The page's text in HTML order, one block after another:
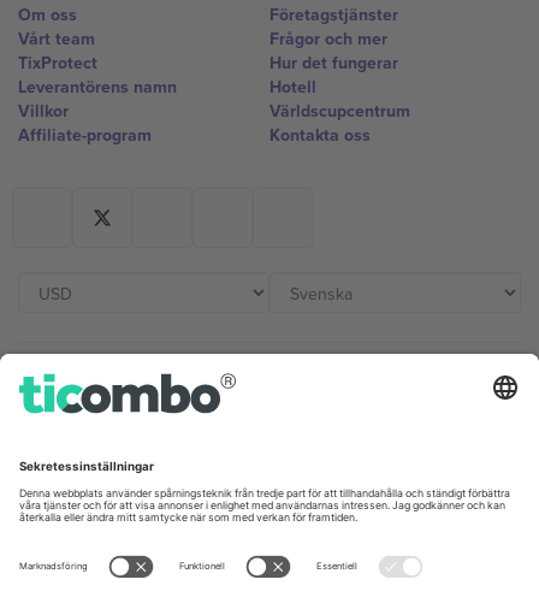
Om oss
Vårt team
TixProtect
Leverantörens namn
Villkor
Affiliate-program
Företagstjänster
Frågor och mer
Hur det fungerar
Hotell
Världscupcentrum
Kontakta oss
Kontor och support
Unter den Linden 24, 10117
Berlin, Germany
London, EC1V 1AW, United
Kingdom
United States
Switzerland